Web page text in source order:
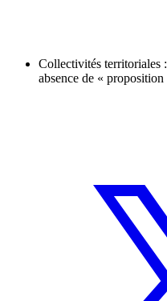
Collectivités territoriales
absence de «